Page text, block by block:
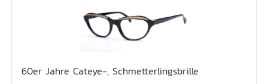
60er Jahre Cateye-, Schmetterlingsbrille